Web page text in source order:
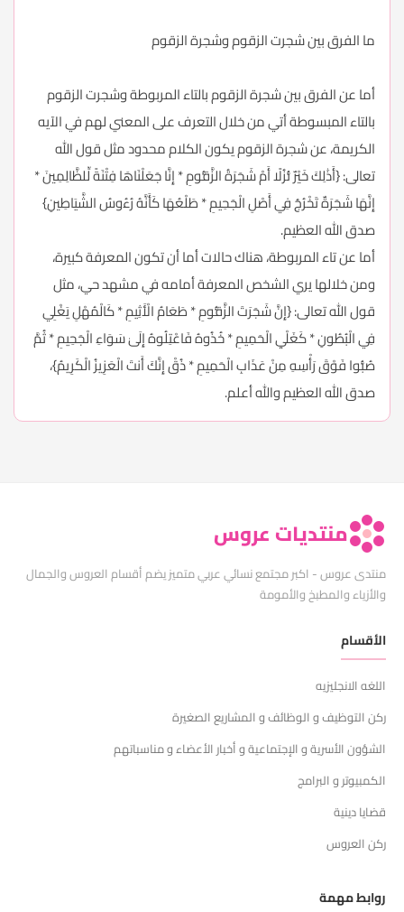
ما الفرق بين شجرت الزقوم وشجرة الزقوم
أما عن الفرق بين شجرة الزقوم بالتاء المربوطة وشجرت الزقوم
بالتاء المبسوطة أتي من خلال التعرف على المعني لهم في الآيه
الكريمة، عن شجرة الزقوم يكون الكلام محدود مثل قول الله
تعالى: {أَذَٰلِكَ خَيْرٌ نُّزُلًا أَمْ شَجَرَةُ الزَّقُّومِ * إِنَّا جَعَلْنَاهَا فِتْنَةً لِّلظَّالِمِينَ *
إِنَّهَا شَجَرَةٌ تَخْرُجُ فِي أَصْلِ الْجَحِيمِ * طَلْعُهَا كَأَنَّهُ رُءُوسُ الشَّيَاطِينِ}
صدق الله العظيم.
أما عن تاء المربوطة، هناك حالات أما أن تكون المعرفة كبيرة،
ومن خلالها يري الشخص المعرفة أمامه في مشهد حي، مثل
قول الله تعالى: {إِنَّ شَجَرَتَ الزَّقُّومِ * طَعَامُ الْأَثِيمِ * كَالْمُهْلِ يَغْلِي
فِي الْبُطُونِ * كَغَلْيِ الْحَمِيمِ * خُذُوهُ فَاعْتِلُوهُ إِلَىٰ سَوَاءِ الْجَحِيمِ * ثُمَّ
صُبُّوا فَوْقَ رَأْسِهِ مِنْ عَذَابِ الْحَمِيمِ * ذُقْ إِنَّكَ أَنتَ الْعَزِيزُ الْكَرِيمُ}،
صدق الله العظيم والله أعلم.
منتديات عروس
منتدى عروس - اكبر مجتمع نسائي عربي متميز يضم أقسام العروس والجمال
والأزياء والمطبخ والأمومة
الأقسام
اللغه الانجليزيه
ركن التوظيف و الوظائف و المشاريع الصغيرة
الشؤون الأسرية و الإجتماعية و أخبار الأعضاء و مناسباتهم
الكمبيوتر و البرامج
قضايا دينية
ركن العروس
روابط مهمة